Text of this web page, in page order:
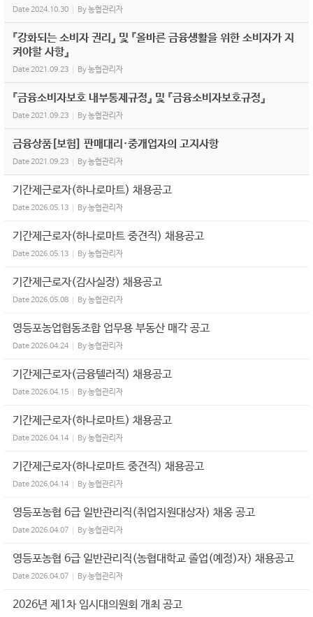
Date2024.10.30 By농협관리자
『강화되는 소비자 권리』 및 『올바른 금융생활을 위한 소비자가 지
켜야할 사항』
Date2021.09.23 By농협관리자
『금융소비자보호 내부통제규정』 및 『금융소비자보호규정』
Date2021.09.23 By농협관리자
금융상품[보험] 판매대리·중개업자의 고지사항
Date2021.09.23 By농협관리자
기간제근로자(하나로마트) 채용공고
Date2026.05.13 By농협관리자
기간제근로자(하나로마트 중견직) 채용공고
Date2026.05.13 By농협관리자
기간제근로자(감사실장) 채용공고
Date2026.05.08 By농협관리자
영등포농업협동조합 업무용 부동산 매각 공고
Date2026.04.24 By농협관리자
기간제근로자(금융텔러직) 채용공고
Date2026.04.15 By농협관리자
기간제근로자(하나로마트) 채용공고
Date2026.04.14 By농협관리자
기간제근로자(하나로마트 중견직) 채용공고
Date2026.04.14 By농협관리자
영등포농협 6급 일반관리직(취업지원대상자) 채옹 공고
Date2026.04.07 By농협관리자
영등포농협 6급 일반관리직(농협대학교 졸업(예정)자) 채용공고
Date2026.04.07 By농협관리자
2026년 제1차 임시대의원회 개최 공고